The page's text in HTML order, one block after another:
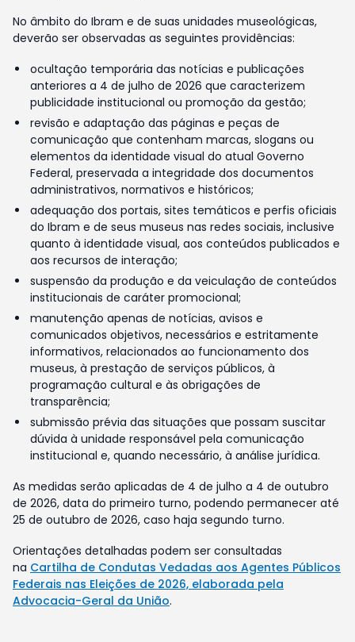
No âmbito do Ibram e de suas unidades museológicas,
deverão ser observadas as seguintes providências:
ocultação temporária das notícias e publicações
anteriores a 4 de julho de 2026 que caracterizem
publicidade institucional ou promoção da gestão;
revisão e adaptação das páginas e peças de
comunicação que contenham marcas, slogans ou
elementos da identidade visual do atual Governo
Federal, preservada a integridade dos documentos
administrativos, normativos e históricos;
adequação dos portais, sites temáticos e perfis oficiais
do Ibram e de seus museus nas redes sociais, inclusive
quanto à identidade visual, aos conteúdos publicados e
aos recursos de interação;
suspensão da produção e da veiculação de conteúdos
institucionais de caráter promocional;
manutenção apenas de notícias, avisos e
comunicados objetivos, necessários e estritamente
informativos, relacionados ao funcionamento dos
museus, à prestação de serviços públicos, à
programação cultural e às obrigações de
transparência;
submissão prévia das situações que possam suscitar
dúvida à unidade responsável pela comunicação
institucional e, quando necessário, à análise jurídica.
As medidas serão aplicadas de 4 de julho a 4 de outubro
de 2026, data do primeiro turno, podendo permanecer até
25 de outubro de 2026, caso haja segundo turno.
Orientações detalhadas podem ser consultadas
na Cartilha de Condutas Vedadas aos Agentes Públicos
Federais nas Eleições de 2026, elaborada pela
Advocacia-Geral da União.